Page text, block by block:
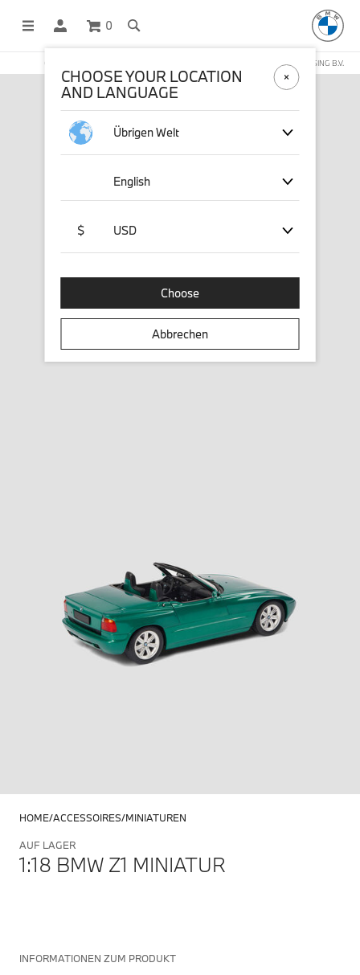
0
OFFICIAL BMW LIFESTYLE SHOP OPERATED BY STICHD SPORTMERCHANDISING B.V.
HOME ACCESSOIRES MINIATUREN
AUF LAGER
1:18 BMW Z1 MINIATUR
INFORMATIONEN ZUM PRODUKT
CHOOSE YOUR LOCATION
AND LANGUAGE
Übrigen Welt
English
$ USD
Choose
Abbrechen